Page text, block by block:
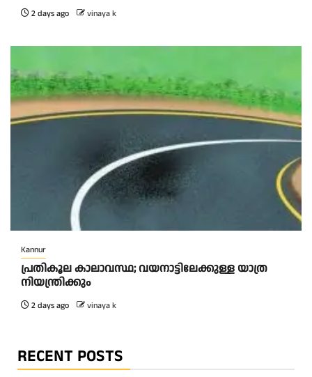
2 days ago vinaya k
Kannur
പ്രതികൂല കാലാവസ്ഥ; വയനാട്ടിലേക്കുള്ള യാത്ര
നിയന്ത്രിക്കും
2 days ago vinaya k
RECENT POSTS